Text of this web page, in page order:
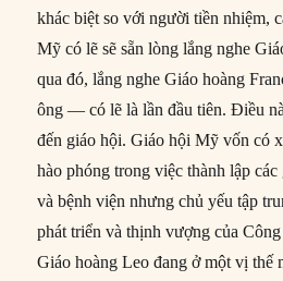
khác biệt so với người tiền nhiệm,
Mỹ có lẽ sẽ sẵn lòng lắng nghe
qua đó, lắng nghe Giáo hoàng
ông — có lẽ là lần đầu tiên. Điều
đến giáo hội. Giáo hội Mỹ vốn có
hào phóng trong việc thành lập
và bệnh viện nhưng chủ yếu tập
phát triển và thịnh vượng của
Giáo hoàng Leo đang ở một vị thế